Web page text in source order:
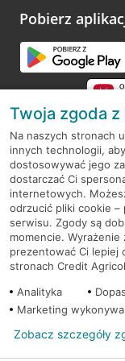
opinie.
Pobierz
RODO
Regulamin serwisu
Mapa serwisu
PolitykaCookies
© 2026 Credit Agricole
Twoja zgoda
Na naszych stronach
innych technologii,
dostosowywać jego
dostarczać Ci
internetowych.
odrzucić pliki cookie –
serwisu. Zgody są
momencie.
prezentować Ci lepiej
stronach Credit
Analityka
Marketing
Zobacz szczegóły